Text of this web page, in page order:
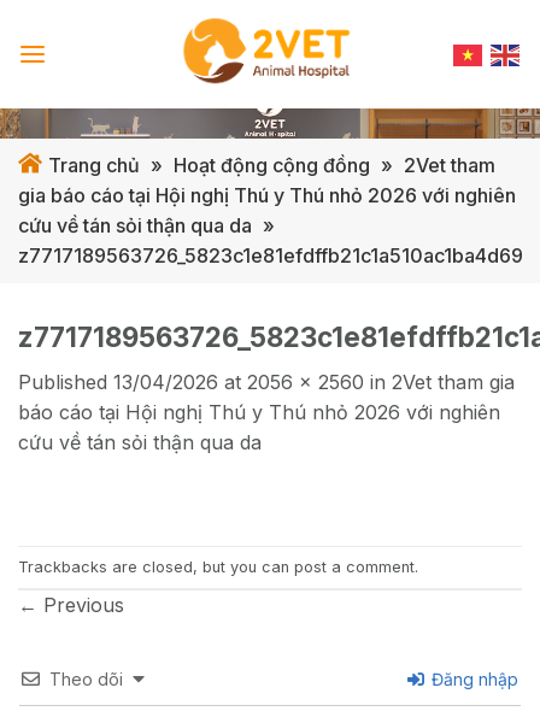
Trang chủ » Hoạt động cộng đồng » 2Vet tham
gia báo cáo tại Hội nghị Thú y Thú nhỏ 2026 với nghiên
cứu về tán sỏi thận qua da »
z7717189563726_5823c1e81efdffb21c1a510ac1ba4d69
Published 13/04/2026 at 2056 × 2560 in 2Vet tham gia
báo cáo tại Hội nghị Thú y Thú nhỏ 2026 với nghiên
cứu về tán sỏi thận qua da
Trackbacks are closed, but you can post a comment.
← Previous
Theo dõi Đăng nhập